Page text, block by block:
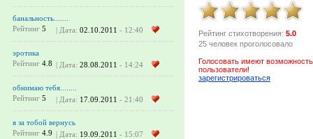
банальность.......
Рейтинг 5 | Дата: 02.10.2011 - 12:40
эротика
Рейтинг 4.8 | Дата: 28.08.2011 - 14:24
обнимаю тебя........
Рейтинг 5 | Дата: 17.09.2011 - 21:40
я за тобой вернусь
Рейтинг 4.9 | Дата: 19.09.2011 - 15:07
Рейтинг стихотворения: 5.0
25 человек проголосовало
Голосовать имеют
пользователи!
зарегистрироваться